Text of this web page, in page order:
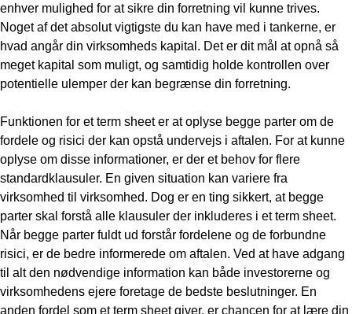
enhver mulighed for at sikre din forretning vil kunne trives.
Noget af det absolut vigtigste du kan have med i tankerne, er
hvad angår din virksomheds kapital. Det er dit mål at opnå så
meget kapital som muligt, og samtidig holde kontrollen over
potentielle ulemper der kan begrænse din forretning.
Funktionen for et term sheet er at oplyse begge parter om de
fordele og risici der kan opstå undervejs i aftalen. For at kunne
oplyse om disse informationer, er der et behov for flere
standardklausuler. En given situation kan variere fra
virksomhed til virksomhed. Dog er en ting sikkert, at begge
parter skal forstå alle klausuler der inkluderes i et term sheet.
Når begge parter fuldt ud forstår fordelene og de forbundne
risici, er de bedre informerede om aftalen. Ved at have adgang
til alt den nødvendige information kan både investorerne og
virksomhedens ejere foretage de bedste beslutninger. En
anden fordel som et term sheet giver, er chancen for at lære din